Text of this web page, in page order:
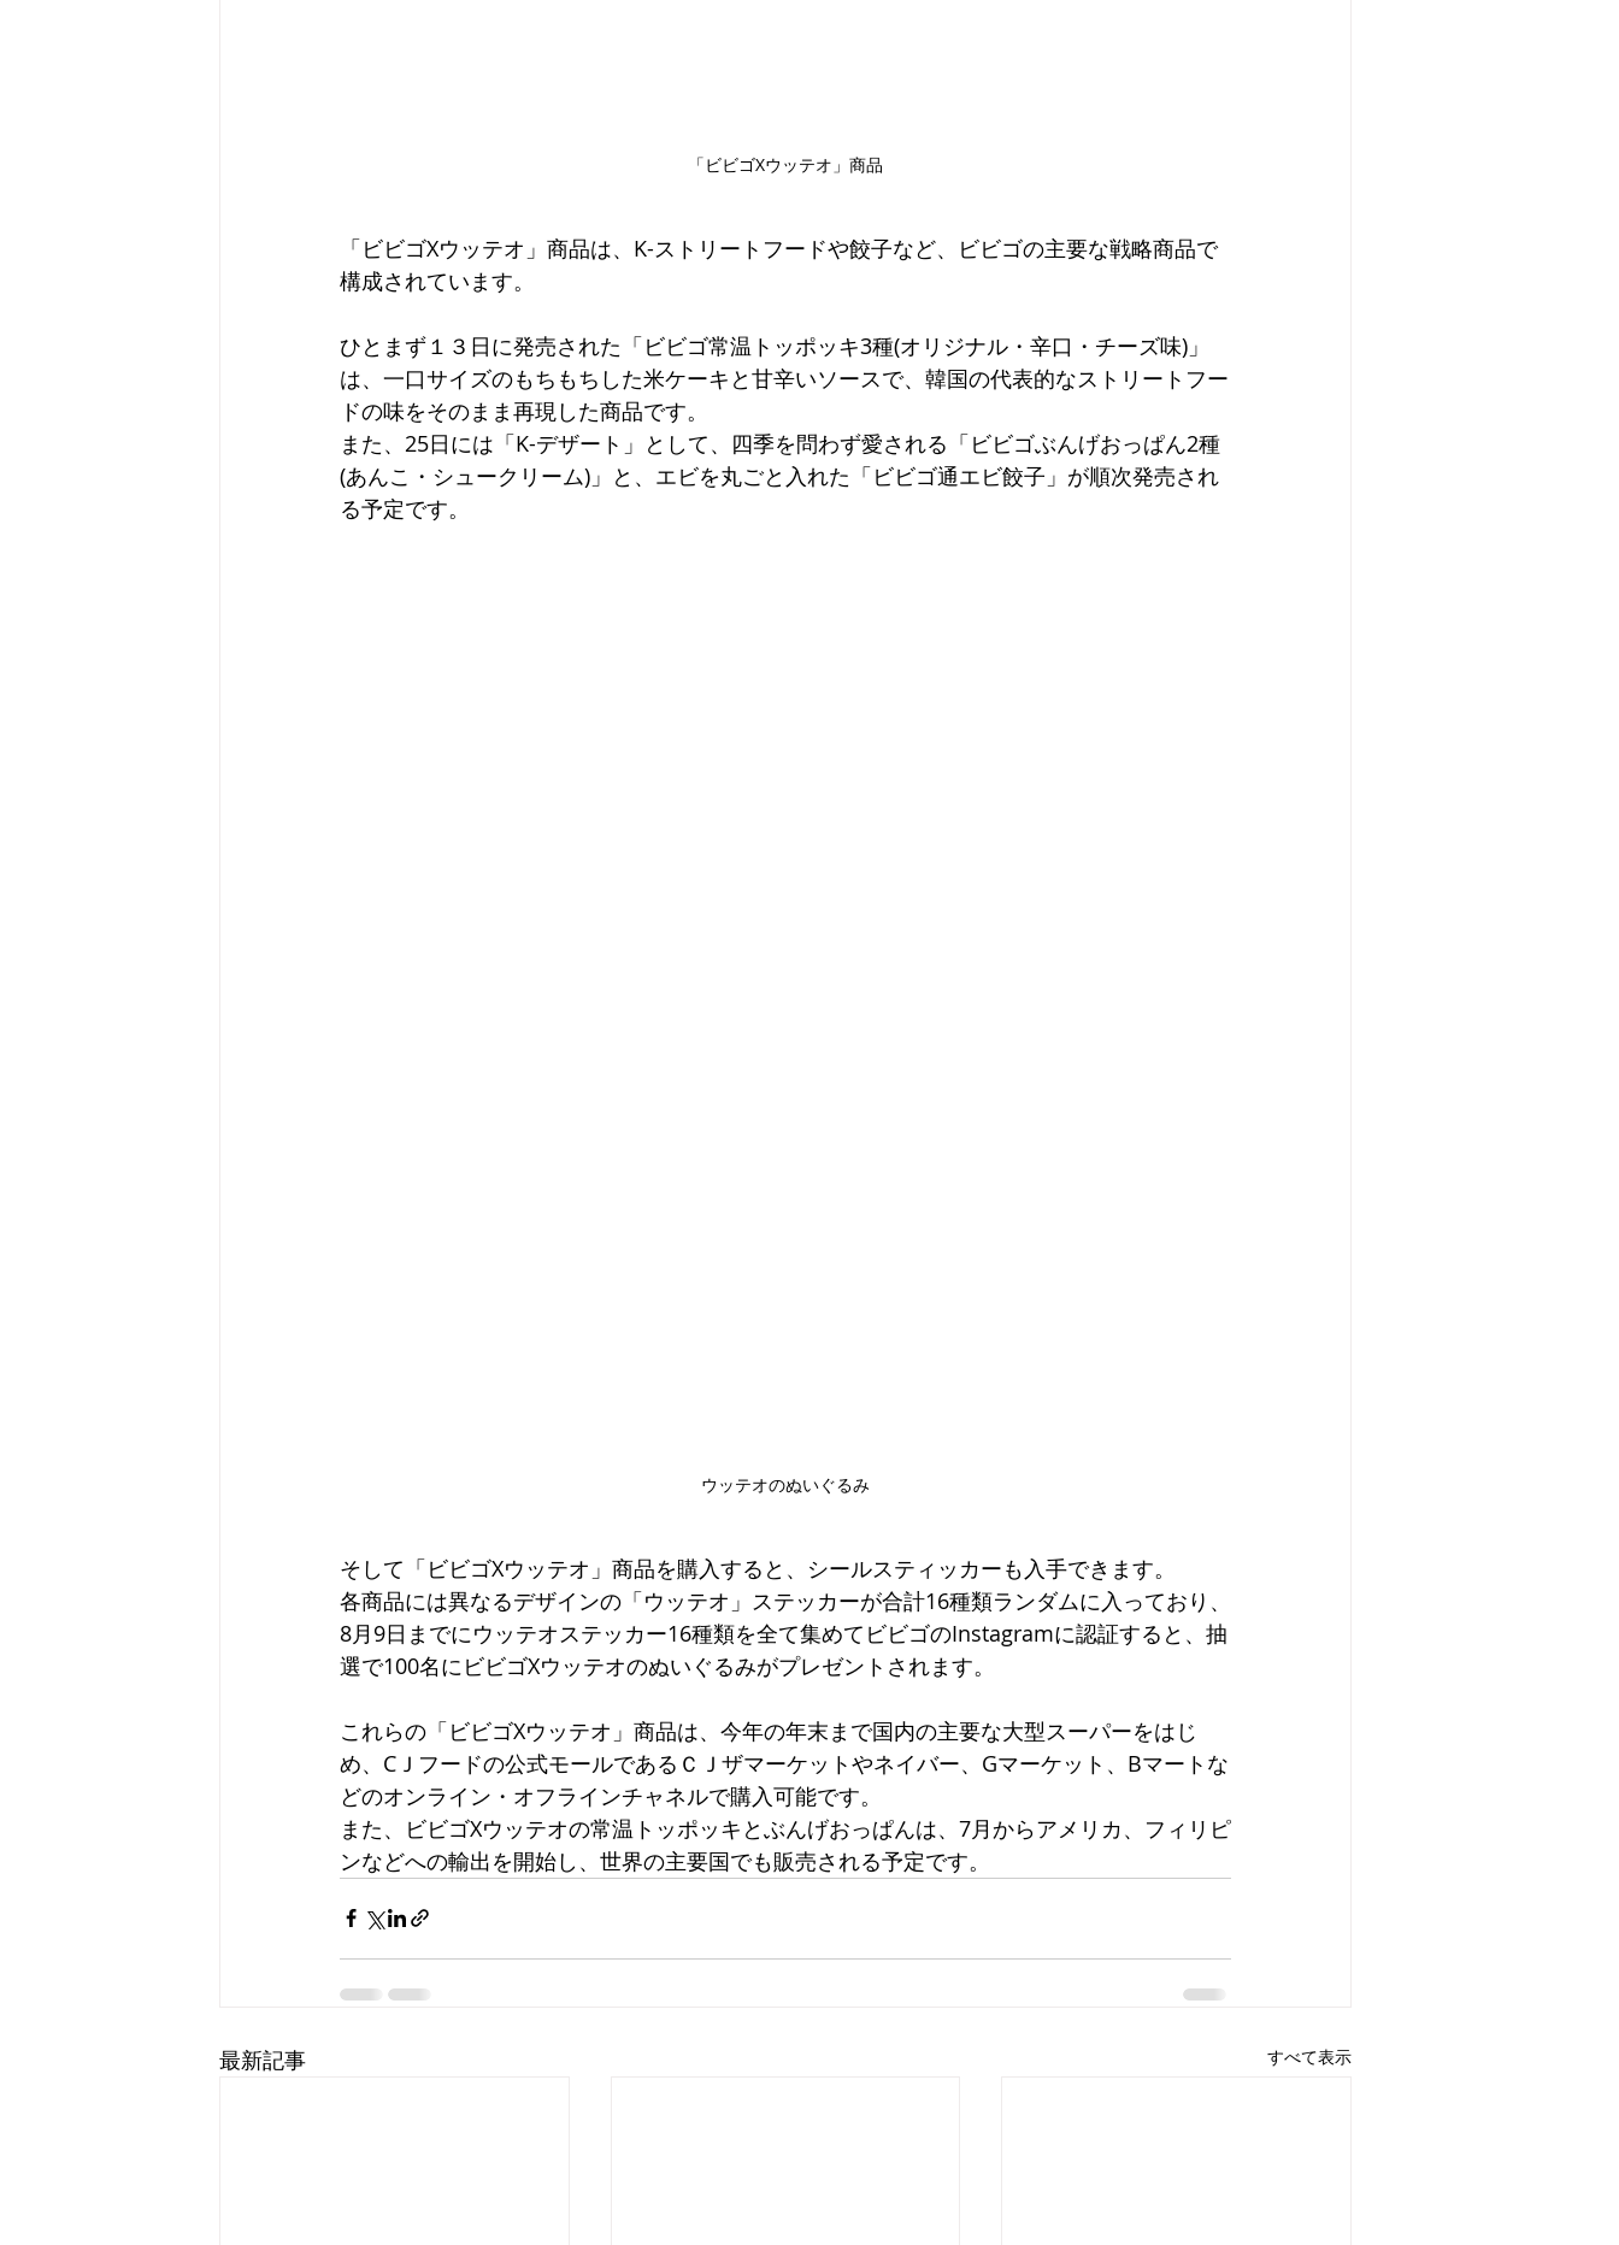
「ビビゴXウッテオ」商品
「ビビゴXウッテオ」商品は、K-ストリートフードや餃子など、ビビゴの主要な戦略商品で
構成されています。
ひとまず１３日に発売された「ビビゴ常温トッポッキ3種(オリジナル・辛口・チーズ味)」
は、一口サイズのもちもちした米ケーキと甘辛いソースで、韓国の代表的なストリートフー
ドの味をそのまま再現した商品です。
また、25日には「K-デザート」として、四季を問わず愛される「ビビゴぶんげおっぱん2種
(あんこ・シュークリーム)」と、エビを丸ごと入れた「ビビゴ通エビ餃子」が順次発売され
る予定です。
ウッテオのぬいぐるみ
そして「ビビゴXウッテオ」商品を購入すると、シールスティッカーも入手できます。
各商品には異なるデザインの「ウッテオ」ステッカーが合計16種類ランダムに入っており、
8月9日までにウッテオステッカー16種類を全て集めてビビゴのInstagramに認証すると、抽
選で100名にビビゴXウッテオのぬいぐるみがプレゼントされます。
これらの「ビビゴXウッテオ」商品は、今年の年末まで国内の主要な大型スーパーをはじ
め、CＪフードの公式モールであるＣＪザマーケットやネイバー、Gマーケット、Bマートな
どのオンライン・オフラインチャネルで購入可能です。
また、ビビゴXウッテオの常温トッポッキとぶんげおっぱんは、7月からアメリカ、フィリピ
ンなどへの輸出を開始し、世界の主要国でも販売される予定です。
最新記事 すべて表示